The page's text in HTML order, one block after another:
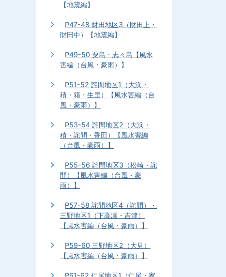
【地震編】
P47-48 財田地区3（財田上・
財田中）【地震編】
P49-50 粟島・志々島【風水
害編（台風・豪雨）】
P51-52 詫間地区1（大浜・
積・箱・生里）【風水害編（台
風・豪雨）】
P53-54 詫間地区2（大浜・
積・詫間・香田）【風水害編
（台風・豪雨）】
P55-56 詫間地区3（松崎・詫
間）【風水害編（台風・豪
雨）】
P57-58 詫間地区4（詫間）・
三野地区1（下高瀬・吉津）
【風水害編（台風・豪雨）】
P59-60 三野地区2（大見）
【風水害編（台風・豪雨）】
P61-62 仁尾地区1（仁尾・家